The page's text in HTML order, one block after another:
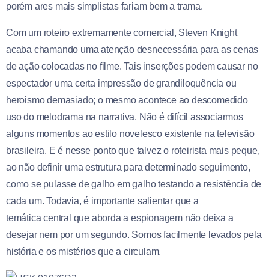
porém ares mais simplistas fariam bem a trama.
Com um roteiro extremamente comercial, Steven Knight
acaba chamando uma atenção desnecessária para as cenas
de ação colocadas no filme. Tais inserções podem causar no
espectador uma certa impressão de grandiloquência ou
heroismo demasiado; o mesmo acontece ao descomedido
uso do melodrama na narrativa. Não é difícil associarmos
alguns momentos ao estilo novelesco existente na televisão
brasileira. E é nesse ponto que talvez o roteirista mais peque,
ao não definir uma estrutura para determinado seguimento,
como se pulasse de galho em galho testando a resistência de
cada um. Todavia, é importante salientar que a
temática central que aborda a espionagem não deixa a
desejar nem por um segundo. Somos facilmente levados pela
história e os mistérios que a circulam.